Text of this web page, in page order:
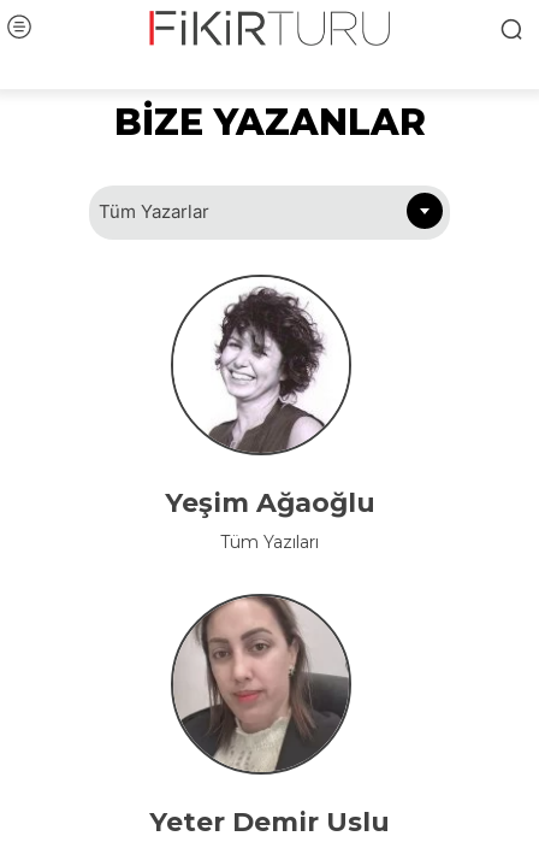
BİZE YAZANLAR
Tüm Yazarlar
Yeşim Ağaoğlu
Tüm Yazıları
Yeter Demir Uslu